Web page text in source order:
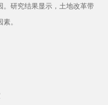
研究结果显示，土地改革带
。